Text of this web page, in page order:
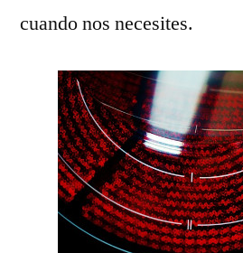
cuando nos necesites.